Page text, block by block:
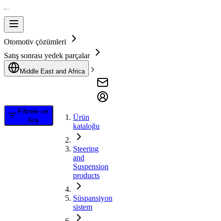
Otomotiv çözümleri
Satış sonrası yedek parçalar
Middle East and Africa
Filtrele ve
Ara
Ürün
kataloğu
Steering
and
Suspension
products
Süspansiyon
sistem